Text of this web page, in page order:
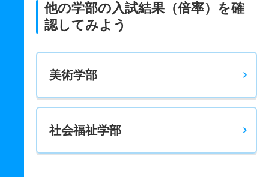
12人 1倍 1倍
経営学科 推薦 一般推薦Ｂ日程
22人 － － 非公表 非公表 非公表 －
他の学部の入試結果（倍率）を確
認してみよう
美術学部
社会福祉学部